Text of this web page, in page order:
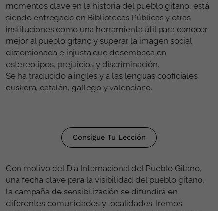
momentos clave en la historia del pueblo gitano, está
siendo entregado en Bibliotecas Públicas y otras
instituciones como una herramienta útil para conocer
mejor al pueblo gitano y superar la imagen social
distorsionada e injusta que desemboca en
estereotipos, prejuicios y discriminación.
Se ha traducido a inglés y a las lenguas cooficiales
euskera, catalán, gallego y valenciano.
Consigue Tu Lección
Con motivo del Día Internacional del Pueblo Gitano,
una fecha clave para la visibilidad del pueblo gitano,
la campaña de sensibilización se difundirá en
diferentes comunidades y localidades. Iremos